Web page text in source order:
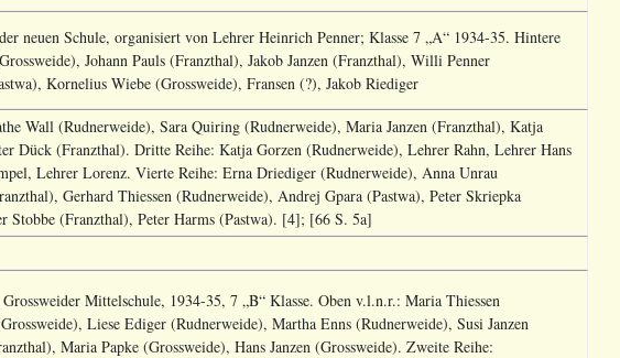
neuen Schule, organisiert von Lehrer Heinrich Penner; Klasse 7 „A“ 1934-35. Hintere
Johann Pauls (Franzthal), Jakob Janzen (Franzthal), Willi Penner
Kornelius Wiebe (Grossweide), Fransen (?), Jakob Riediger
Wall (Rudnerweide), Sara Quiring (Rudnerweide), Maria Janzen (Franzthal), Katja
Dück (Franzthal). Dritte Reihe: Katja Gorzen (Rudnerweide), Lehrer Rahn, Lehrer Hans
Lehrer Lorenz. Vierte Reihe: Erna Driediger (Rudnerweide), Anna Unrau
Gerhard Thiessen (Rudnerweide), Andrej Gpara (Pastwa), Peter Skriepka
Stobbe (Franzthal), Peter Harms (Pastwa). [4]; [66 S. 5a]
Mittelschule, 1934-35, 7 „B“ Klasse. Oben v.l.n.r.: Maria Thiessen
Liese Ediger (Rudnerweide), Martha Enns (Rudnerweide), Susi Janzen
Maria Papke (Grossweide), Hans Janzen (Grossweide). Zweite Reihe: